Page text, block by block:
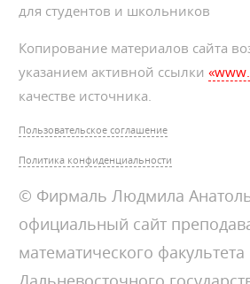
для студентов и школьников
Копирование материалов сайта
указанием активной ссылки
качестве источника.
Пользовательское соглашение
Политика конфиденциальности
© Фирмаль Людмила
официальный сайт
математического факультета